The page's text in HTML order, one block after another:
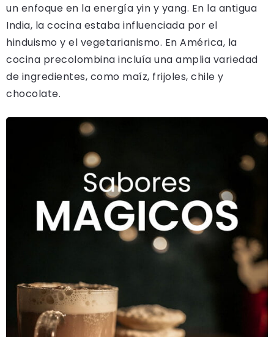
un enfoque en la energía yin y yang. En la antigua
India, la cocina estaba influenciada por el
hinduismo y el vegetarianismo. En América, la
cocina precolombina incluía una amplia variedad
de ingredientes, como maíz, frijoles, chile y
chocolate.